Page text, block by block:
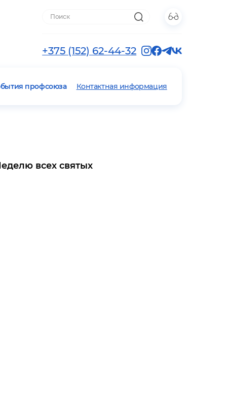
+375 (152) 62-44-32
профсоюза Контактная информация
всех святых